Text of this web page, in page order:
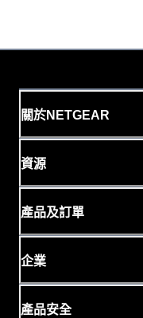
關於NETGEAR
資源
產品及訂單
企業
產品安全